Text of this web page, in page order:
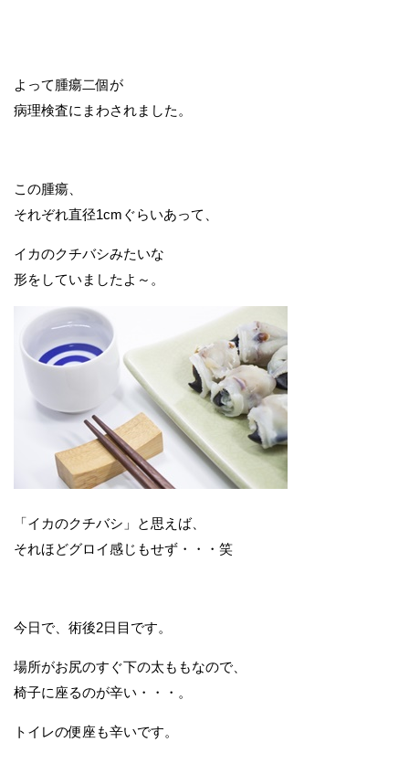
よって腫瘍二個が
病理検査にまわされました。
この腫瘍、
それぞれ直径1cmぐらいあって、
イカのクチバシみたいな
形をしていましたよ～。
「イカのクチバシ」と思えば、
それほどグロイ感じもせず・・・笑
今日で、術後2日目です。
場所がお尻のすぐ下の太ももなので、
椅子に座るのが辛い・・・。
トイレの便座も辛いです。